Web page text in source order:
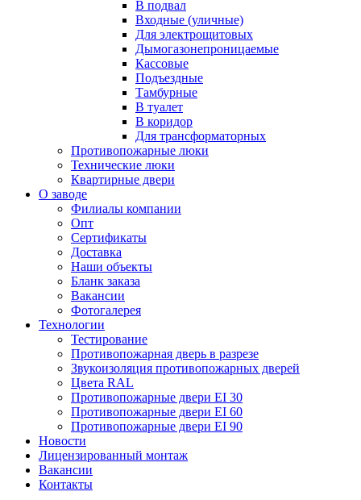
В подвал
Входные (уличные)
Для электрощитовых
Дымогазонепроницаемые
Кассовые
Подъездные
Тамбурные
В туалет
В коридор
Для трансформаторных
Противопожарные люки
Технические люки
Квартирные двери
О заводе
Филиалы компании
Опт
Сертификаты
Доставка
Наши объекты
Бланк заказа
Вакансии
Фотогалерея
Технологии
Тестирование
Противопожарная дверь в разрезе
Звукоизоляция противопожарных дверей
Цвета RAL
Противопожарные двери EI 30
Противопожарные двери EI 60
Противопожарные двери EI 90
Новости
Лицензированный монтаж
Вакансии
Контакты